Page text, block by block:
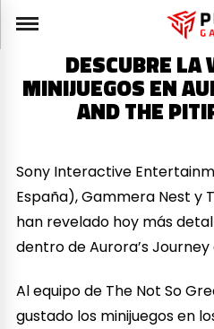
DESCUBRE LA
MINIJUEGOS EN
AND THE
Sony Interactive
España), Gammera Nest y
han revelado hoy más
dentro de Aurora’s
Al equipo de The Not So
gustado los minijuegos en